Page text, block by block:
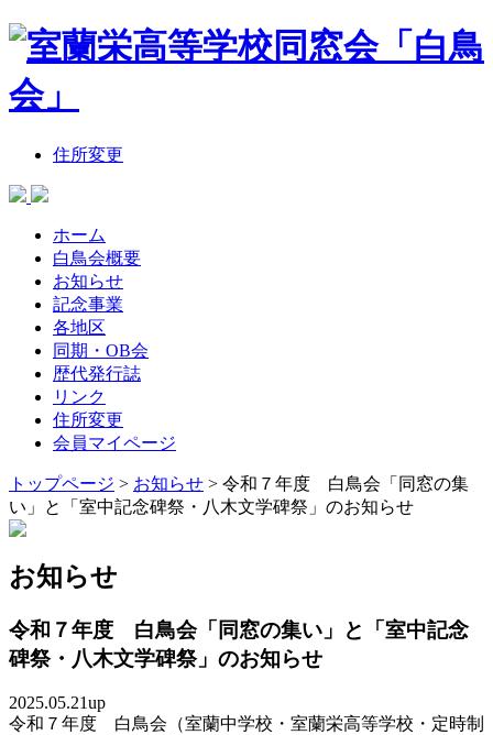
住所変更
ホーム
白鳥会概要
お知らせ
記念事業
各地区
同期・OB会
歴代発行誌
リンク
住所変更
会員マイページ
トップページ > お知らせ > 令和７年度 白鳥会「同窓の集
い」と「室中記念碑祭・八木文学碑祭」のお知らせ
お知らせ
令和７年度 白鳥会「同窓の集い」と「室中記念
碑祭・八木文学碑祭」のお知らせ
2025.05.21up
令和７年度 白鳥会（室蘭中学校・室蘭栄高等学校・定時制